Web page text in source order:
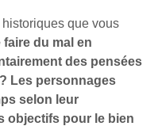
que vous
du mal en
des pensées
Les personnages
selon leur
objectifs pour le bien